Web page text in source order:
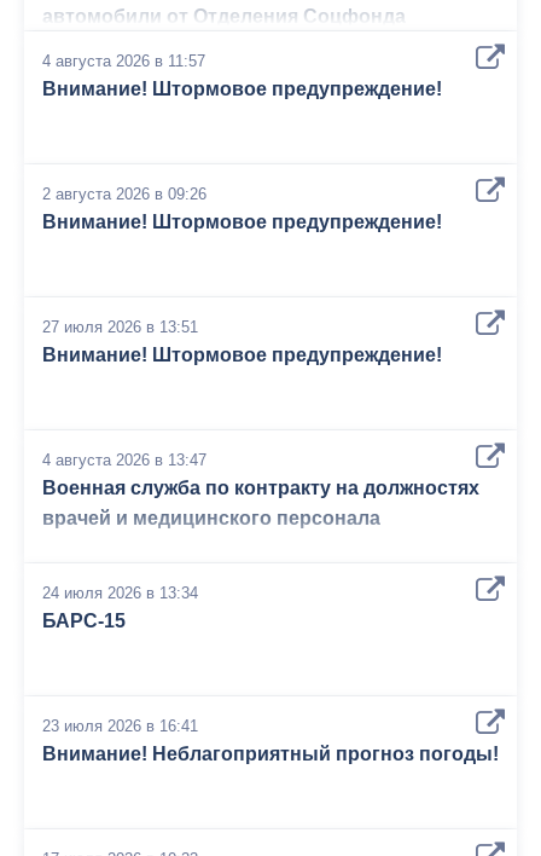
автомобили от Отделения Соцфонда
4 августа 2026 в 11:57
Внимание! Штормовое предупреждение!
2 августа 2026 в 09:26
Внимание! Штормовое предупреждение!
27 июля 2026 в 13:51
Внимание! Штормовое предупреждение!
4 августа 2026 в 13:47
Военная служба по контракту на должностях
врачей и медицинского персонала
24 июля 2026 в 13:34
БАРС-15
23 июля 2026 в 16:41
Внимание! Неблагоприятный прогноз погоды!